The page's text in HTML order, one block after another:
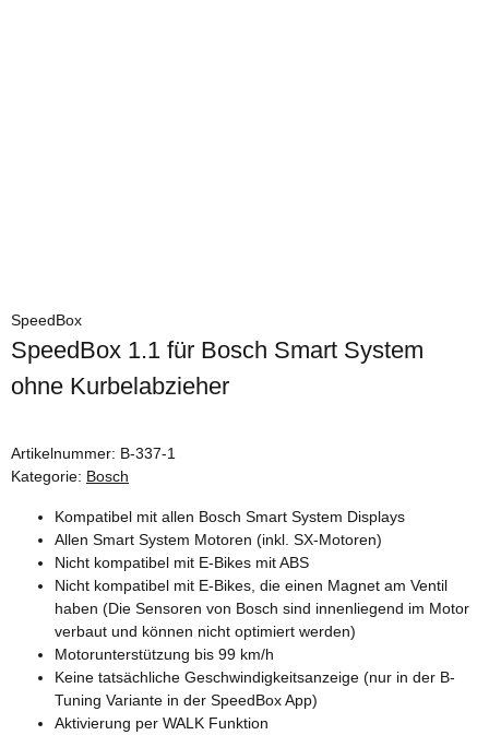
SpeedBox
SpeedBox 1.1 für Bosch Smart System
ohne Kurbelabzieher
Artikelnummer: B-337-1
Kategorie: Bosch
Kompatibel mit allen Bosch Smart System Displays
Allen Smart System Motoren (inkl. SX-Motoren)
Nicht kompatibel mit E-Bikes mit ABS
Nicht kompatibel mit E-Bikes, die einen Magnet am Ventil
haben (Die Sensoren von Bosch sind innenliegend im Motor
verbaut und können nicht optimiert werden)
Motorunterstützung bis 99 km/h
Keine tatsächliche Geschwindigkeitsanzeige (nur in der B-
Tuning Variante in der SpeedBox App)
Aktivierung per WALK Funktion